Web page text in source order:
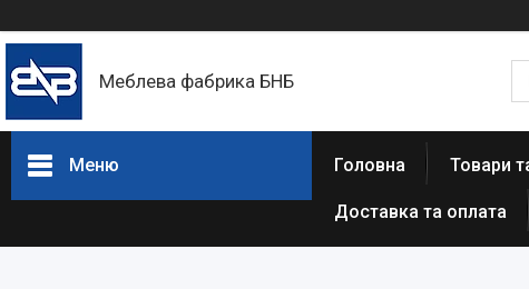
Меблева фабрика БНБ
Меню Головна Товари
Доставка та оплата